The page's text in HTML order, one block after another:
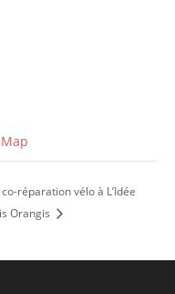
réparation vélo à L’Idée
Orangis